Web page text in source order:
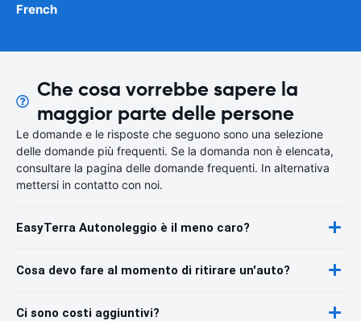
French
Che cosa vorrebbe sapere la
maggior parte delle persone
Le domande e le risposte che seguono sono una selezione
delle domande più frequenti. Se la domanda non è elencata,
consultare la pagina delle domande frequenti. In alternativa
mettersi in contatto con noi.
EasyTerra Autonoleggio è il meno caro?
Cosa devo fare al momento di ritirare un'auto?
Ci sono costi aggiuntivi?